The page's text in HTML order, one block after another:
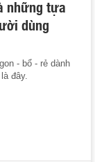
những tựa
dùng
- bổ - rẻ dành
đây.